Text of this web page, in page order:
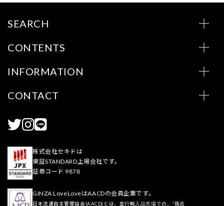
SEARCH
CONTENTS
INFORMATION
CONTACT
株式会社セキドは
東証STANDARD上場会社です。
証券コード 9878
GINZA LoveLoveはAACDの会員企業です。
日本流通自主管理協会(AACD)とは、並行輸入品市場での、“偽造